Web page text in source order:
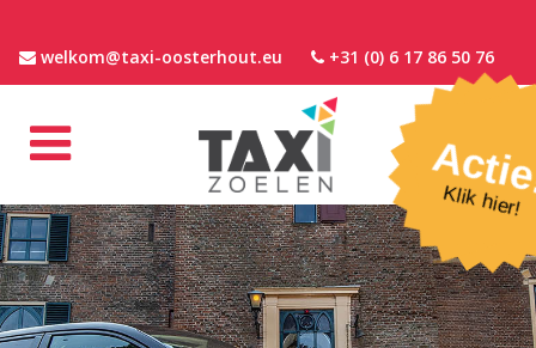
Klik hier!
welkom@taxi-oosterhout.eu +31 (0) 6 17 86 50 76